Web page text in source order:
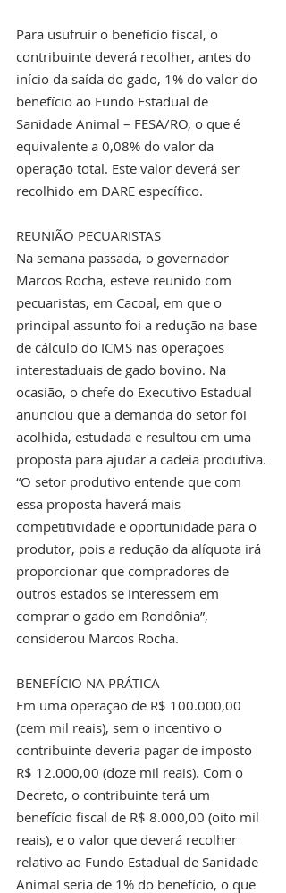
Para usufruir o benefício fiscal, o
contribuinte deverá recolher, antes do
início da saída do gado, 1% do valor do
benefício ao Fundo Estadual de
Sanidade Animal – FESA/RO, o que é
equivalente a 0,08% do valor da
operação total. Este valor deverá ser
recolhido em DARE específico.
REUNIÃO PECUARISTAS
Na semana passada, o governador
Marcos Rocha, esteve reunido com
pecuaristas, em Cacoal, em que o
principal assunto foi a redução na base
de cálculo do ICMS nas operações
interestaduais de gado bovino. Na
ocasião, o chefe do Executivo Estadual
anunciou que a demanda do setor foi
acolhida, estudada e resultou em uma
proposta para ajudar a cadeia produtiva.
“O setor produtivo entende que com
essa proposta haverá mais
competitividade e oportunidade para o
produtor, pois a redução da alíquota irá
proporcionar que compradores de
outros estados se interessem em
comprar o gado em Rondônia”,
considerou Marcos Rocha.
BENEFÍCIO NA PRÁTICA
Em uma operação de R$ 100.000,00
(cem mil reais), sem o incentivo o
contribuinte deveria pagar de imposto
R$ 12.000,00 (doze mil reais). Com o
Decreto, o contribuinte terá um
benefício fiscal de R$ 8.000,00 (oito mil
reais), e o valor que deverá recolher
relativo ao Fundo Estadual de Sanidade
Animal seria de 1% do benefício, o que